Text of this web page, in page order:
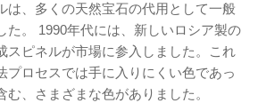
は、多くの天然宝石の代用として一般
た。 1990年代には、新しいロシア製の
スピネルが市場に参入しました。これ
プロセスでは手に入りにくい色であっ
む、さまざまな色がありました。